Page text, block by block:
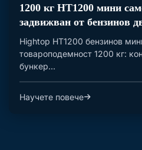
1200 кг HT1200 мини
задвижван от бензинов
Hightop HT1200 бензинов
товароподемност 1200 кг:
бункер...
Научете повече